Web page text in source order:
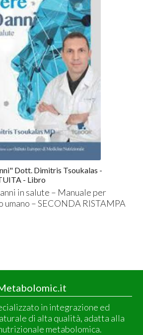
Dott. Dimitris Tsoukalas -
- Libro
in salute – Manuale per
umano –SECONDA RISTAMPA
in integrazione ed
di alta qualità, adatta alla
metabolomica.